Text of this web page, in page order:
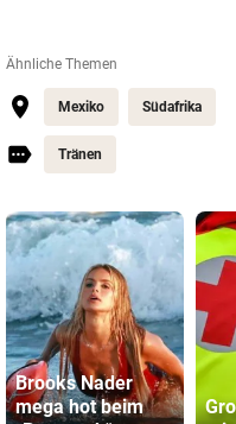
Ähnliche Themen
Mexiko Südafrika
Tränen
Brooks Nader
mega hot beim